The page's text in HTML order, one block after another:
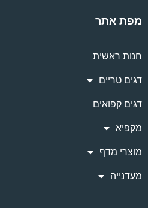
מפת אתר
חנות ראשית
דגים טריים
דגים קפואים
מקפיא
מוצרי מדף
מעדנייה